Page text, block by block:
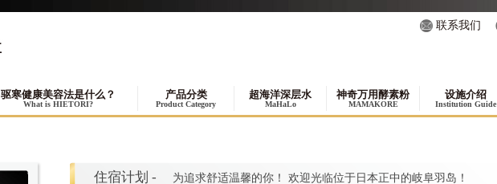
联系我们
驱寒健康美容法是什么？
What is HIETORI?
产品分类
Product Category
超海洋深层水
MaHaLo
神奇万用酵素粉
MAMAKORE
设施介绍
Institution Guide
住宿计划 - 为追求舒适温馨的你！ 欢迎光临位于日本正中的岐阜羽岛！